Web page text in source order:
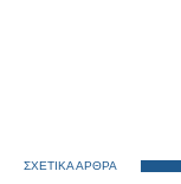
ΣΧΕΤΙΚΑ ΑΡΘΡΑ